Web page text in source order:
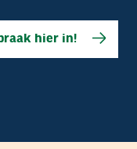
hier in!